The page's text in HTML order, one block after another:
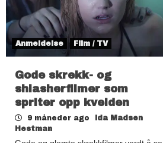
Anmeldelse Film / TV
Gode skrekk- og
shlasherfilmer som
spriter opp kvelden
9 måneder ago
Ida Madsen
Hestman